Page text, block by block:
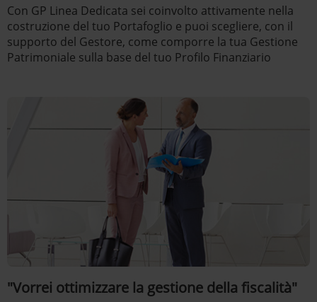
Con GP Linea Dedicata sei coinvolto attivamente nella
costruzione del tuo Portafoglio e puoi scegliere, con il
supporto del Gestore, come comporre la tua Gestione
Patrimoniale sulla base del tuo Profilo Finanziario
"Vorrei ottimizzare la gestione della fiscalità"